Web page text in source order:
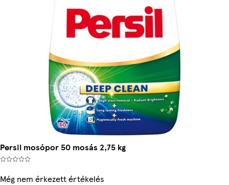
Persil mosópor 50 mosás 2,75 kg
Még nem érkezett értékelés